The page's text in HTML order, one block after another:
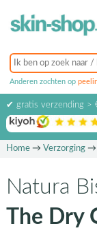
Anderen zochten op
✔ gratis verzending >
Home→ Verzorging→
Natura
The Dry